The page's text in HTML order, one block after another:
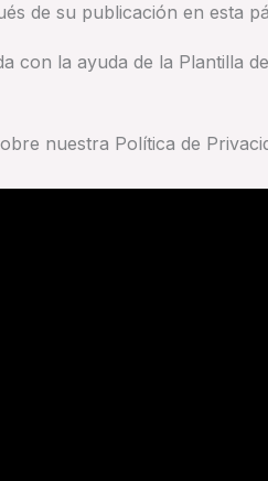
de su publicación en esta
con la ayuda de la Plantilla
nuestra Política de